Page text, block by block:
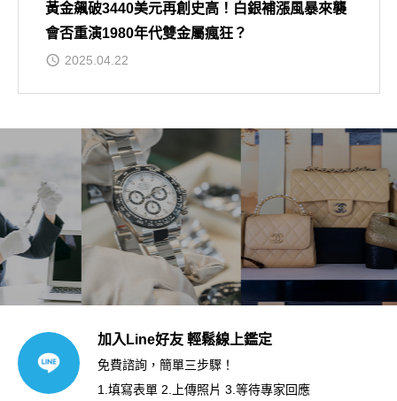
黃金飆破3440美元再創史高！白銀補漲風暴來襲
會否重演1980年代雙金屬瘋狂？
2025.04.22
加入Line好友 輕鬆線上鑑定
免費諮詢，簡單三步驟！
1.填寫表單 2.上傳照片 3.等待專家回應